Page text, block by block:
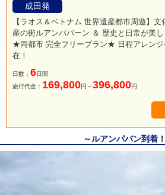
成田発
【ラオス＆ベトナム 世界遺産都市周遊】
産の街ルアンパバーン ＆ 歴史と日常が美
★両都市 完全フリープラン★ 日程アレンジ
在！
日数： 6日間
旅行代金： 169,800円～396,800円
～ルアンパバン到着